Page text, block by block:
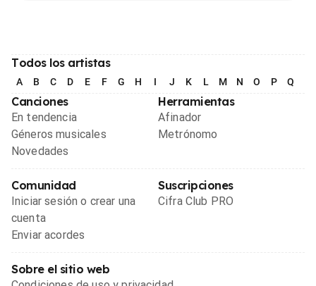
Todos los artistas
A B C D E F G H I J K L M N O P Q
Canciones
En tendencia
Géneros musicales
Novedades
Herramientas
Afinador
Metrónomo
Comunidad
Iniciar sesión o crear una
cuenta
Enviar acordes
Suscripciones
Cifra Club PRO
Sobre el sitio web